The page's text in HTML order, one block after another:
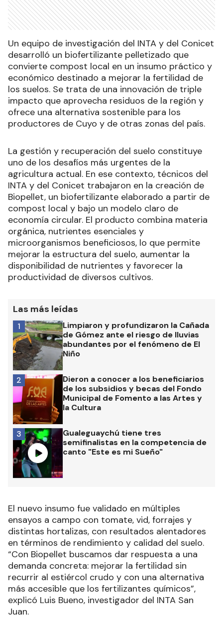
Un equipo de investigación del INTA y del Conicet
desarrolló un biofertilizante pelletizado que
convierte compost local en un insumo práctico y
económico destinado a mejorar la fertilidad de
los suelos. Se trata de una innovación de triple
impacto que aprovecha residuos de la región y
ofrece una alternativa sostenible para los
productores de Cuyo y de otras zonas del país.
La gestión y recuperación del suelo constituye
uno de los desafíos más urgentes de la
agricultura actual. En ese contexto, técnicos del
INTA y del Conicet trabajaron en la creación de
Biopellet, un biofertilizante elaborado a partir de
compost local y bajo un modelo claro de
economía circular. El producto combina materia
orgánica, nutrientes esenciales y
microorganismos beneficiosos, lo que permite
mejorar la estructura del suelo, aumentar la
disponibilidad de nutrientes y favorecer la
productividad de diversos cultivos.
Las más leídas
Limpiaron y profundizaron la Cañada
de Gómez ante el riesgo de lluvias
abundantes por el fenómeno de El
Niño
1
Dieron a conocer a los beneficiarios
de los subsidios y becas del Fondo
Municipal de Fomento a las Artes y
la Cultura
2
Gualeguaychú tiene tres
semifinalistas en la competencia de
canto "Este es mi Sueño"
3
El nuevo insumo fue validado en múltiples
ensayos a campo con tomate, vid, forrajes y
distintas hortalizas, con resultados alentadores
en términos de rendimiento y calidad del suelo.
“Con Biopellet buscamos dar respuesta a una
demanda concreta: mejorar la fertilidad sin
recurrir al estiércol crudo y con una alternativa
más accesible que los fertilizantes químicos”,
explicó Luis Bueno, investigador del INTA San
Juan.